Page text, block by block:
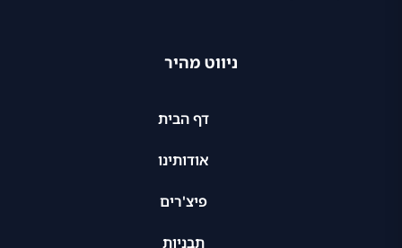
ניווט מהיר
דף הבית
אודותינו
פיצ'רים
תבניות